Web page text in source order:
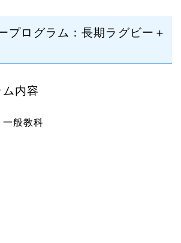
プログラム：長期ラグビー＋
内容
般教科